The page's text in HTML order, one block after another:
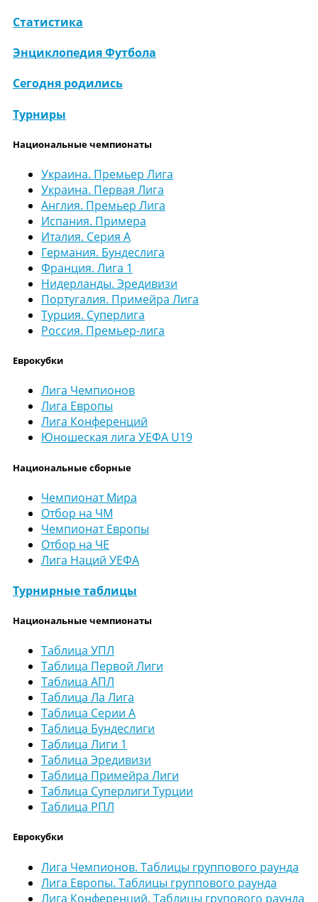
Статистика
Энциклопедия Футбола
Сегодня родились
Турниры
Национальные чемпионаты
Украина. Премьер Лига
Украина. Первая Лига
Англия. Премьер Лига
Испания. Примера
Италия. Серия А
Германия. Бундеслига
Франция. Лига 1
Нидерланды. Эредивизи
Португалия. Примейра Лига
Турция. Суперлига
Россия. Премьер-лига
Еврокубки
Лига Чемпионов
Лига Европы
Лига Конференций
Юношеская лига УЕФА U19
Национальные сборные
Чемпионат Мира
Отбор на ЧМ
Чемпионат Европы
Отбор на ЧЕ
Лига Наций УЕФА
Турнирные таблицы
Национальные чемпионаты
Таблица УПЛ
Таблица Первой Лиги
Таблица АПЛ
Таблица Ла Лига
Таблица Серии А
Таблица Бундеслиги
Таблица Лиги 1
Таблица Эредивизи
Таблица Примейра Лиги
Таблица Суперлиги Турции
Таблица РПЛ
Еврокубки
Лига Чемпионов. Таблицы группового раунда
Лига Европы. Таблицы группового раунда
Лига Конференций. Таблицы групового раунда